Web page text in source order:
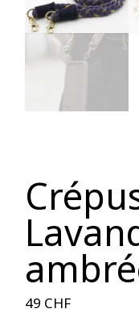
49 CHF